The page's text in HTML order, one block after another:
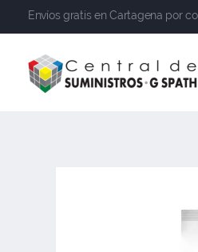
Envíos gratis en Cartagena por